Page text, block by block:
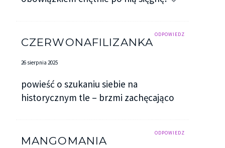
ODPOWIEDZ
CZERWONAFILIZANKA
26 sierpnia 2025
powieść o szukaniu siebie na
historycznym tle – brzmi zachęcająco
ODPOWIEDZ
MANGOMANIA